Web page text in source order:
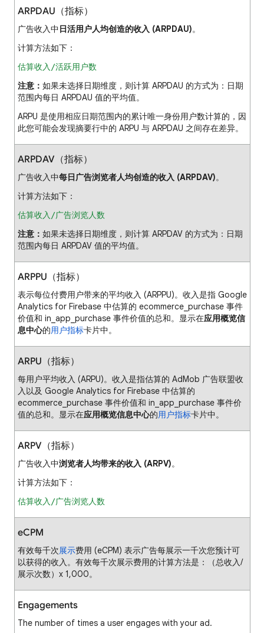
ARPDAU（指标）
广告收入中日活用户人均创造的收入 (ARPDAU)。
计算方法如下：
估算收入/活跃用户数
注意： 如果未选择日期维度，则计算 ARPDAU 的方式为：日期
范围内每日 ARPDAU 值的平均值。
ARPU 是使用相应日期范围内的累计唯一身份用户数计算的，因
此您可能会发现摘要行中的 ARPU 与 ARPDAU 之间存在差异。
ARPDAV（指标）
广告收入中每日广告浏览者人均创造的收入 (ARPDAV)。
计算方法如下：
估算收入/广告浏览人数
注意： 如果未选择日期维度，则计算 ARPDAV 的方式为：日期
范围内每日 ARPDAV 值的平均值。
ARPPU（指标）
表示每位付费用户带来的平均收入 (ARPPU)。收入是指 Google
Analytics for Firebase 中估算的 ecommerce_purchase 事件
价值和 in_app_purchase 事件价值的总和。显示在应用概览信
息中心的用户指标卡片中。
ARPU（指标）
每用户平均收入 (ARPU)。收入是指估算的 AdMob 广告联盟收
入以及 Google Analytics for Firebase 中估算的
ecommerce_purchase 事件价值和 in_app_purchase 事件价
值的总和。显示在应用概览信息中心的用户指标卡片中。
ARPV（指标）
广告收入中浏览者人均带来的收入 (ARPV)。
计算方法如下：
估算收入/广告浏览人数
eCPM
有效每千次展示费用 (eCPM) 表示广告每展示一千次您预计可
以获得的收入。有效每千次展示费用的计算方法是：（总收入/
展示次数）x 1,000。
Engagements
The number of times a user engages with your ad.